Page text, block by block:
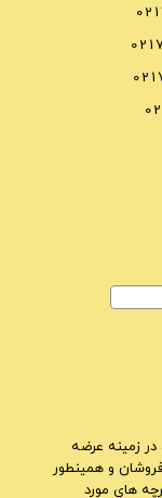
در زمینه عرضه
و همینطور
های مورد